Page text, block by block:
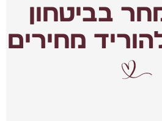
בביטחון
מחירים